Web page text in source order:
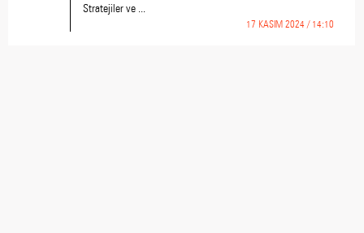
Stratejiler ve ...
17 KASIM 2024 / 14:10